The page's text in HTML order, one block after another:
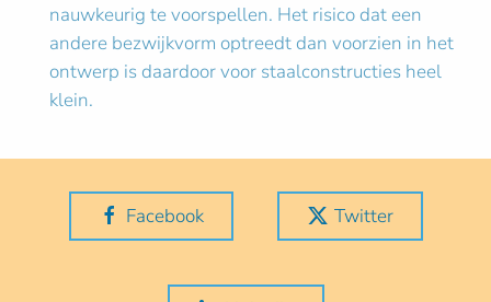
nauwkeurig te voorspellen. Het risico dat een
andere bezwijkvorm optreedt dan voorzien in het
ontwerp is daardoor voor staalconstructies heel
klein.
Facebook Twitter